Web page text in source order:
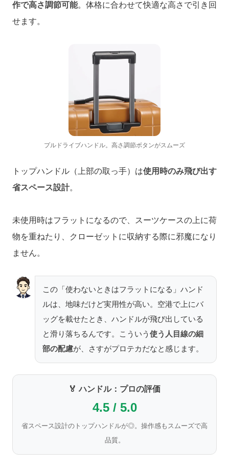
作で高さ調節可能。体格に合わせて快適な高さで引き回
せます。
プルドライブハンドル。高さ調節ボタンがスムーズ
トップハンドル（上部の取っ手）は使用時のみ飛び出す
省スペース設計。
未使用時はフラットになるので、スーツケースの上に荷
物を重ねたり、クローゼットに収納する際に邪魔になり
ません。
この「使わないときはフラットになる」ハンド
ルは、地味だけど実用性が高い。空港で上にバ
ッグを載せたとき、ハンドルが飛び出している
と滑り落ちるんです。こういう 使う人目線の細
部の配慮が、さすがプロテカだなと感じます。
🏅 ハンドル：プロの評価
4.5 / 5.0
省スペース設計のトップハンドルが◎。操作感もスムーズで高
品質。